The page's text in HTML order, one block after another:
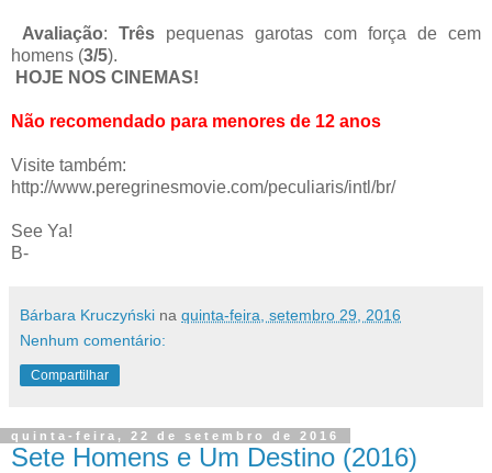
Avaliação: Três pequenas garotas com força de cem
homens (3/5).
HOJE NOS CINEMAS!
Não recomendado para menores de 12 anos
Visite também:
http://www.peregrinesmovie.com/peculiaris/intl/br/
See Ya!
B-
Bárbara Kruczyński na quinta-feira, setembro 29, 2016
Nenhum comentário:
Compartilhar
quinta-feira, 22 de setembro de 2016
Sete Homens e Um Destino (2016)